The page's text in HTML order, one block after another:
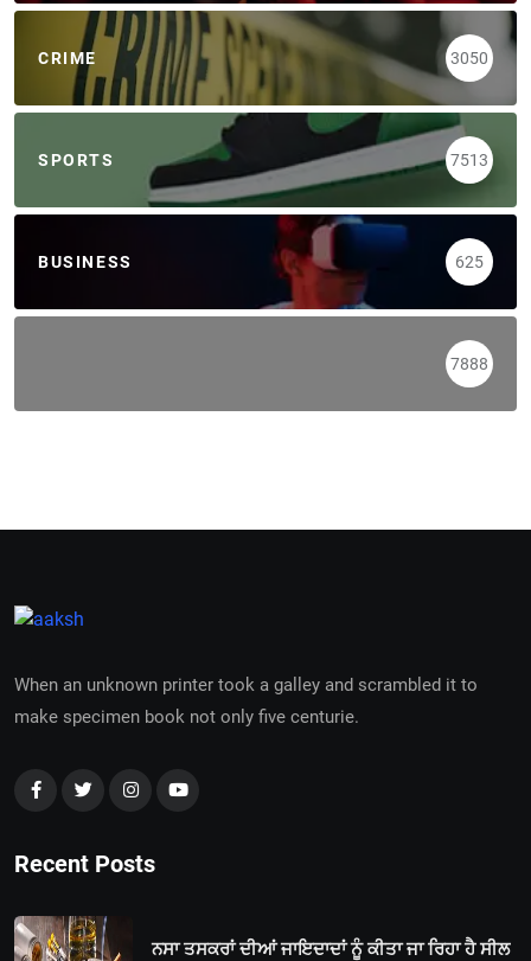
CRIME 3050
SPORTS 7513
BUSINESS 625
7888
When an unknown printer took a galley and scrambled it to
make specimen book not only five centurie.
Recent Posts
ਨਸਾ ਤਸਕਰਾਂ ਦੀਆਂ ਜਾਇਦਾਦਾਂ ਨੂੰ ਕੀਤਾ ਜਾ ਰਿਹਾ ਹੈ ਸੀਲ